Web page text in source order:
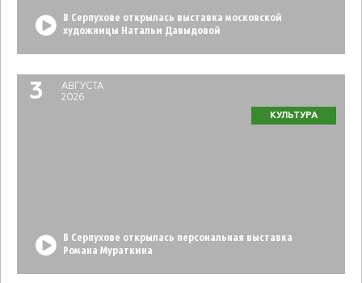
В Серпухове открылась выставка московской
художницы Натальи Давыдовой
3
АВГУСТА
2026
КУЛЬТУРА
В Серпухове открылась персональная выставка
Романа Мураткина